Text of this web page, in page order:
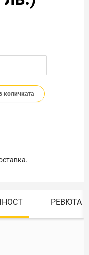
количката
РЕВЮТА